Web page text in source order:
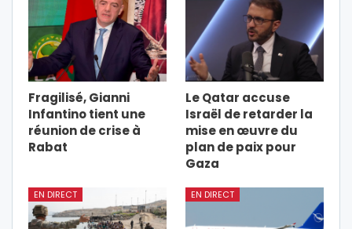
Fragilisé, Gianni
Infantino tient une
réunion de crise à
Rabat
Le Qatar accuse
Israël de retarder la
mise en œuvre du
plan de paix pour
Gaza
EN DIRECT EN DIRECT